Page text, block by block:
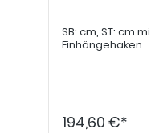
SB: cm, ST: cm mit Spanndraht und
Einhängehaken
194,60 €*